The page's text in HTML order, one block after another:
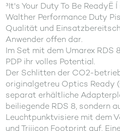
³It's Your Duty To Be
Walther Performance Duty
Qualität und
Anwender offen dar.
Im Set mit dem Umarex
PDP ihr volles Potential.
Der Schlitten der CO2-
originalgetreu Optics Ready
separat erhältliche
beiliegende RDS 8, sondern
Leuchtpunktvisiere mit dem
und Trijicon Footprint auf.